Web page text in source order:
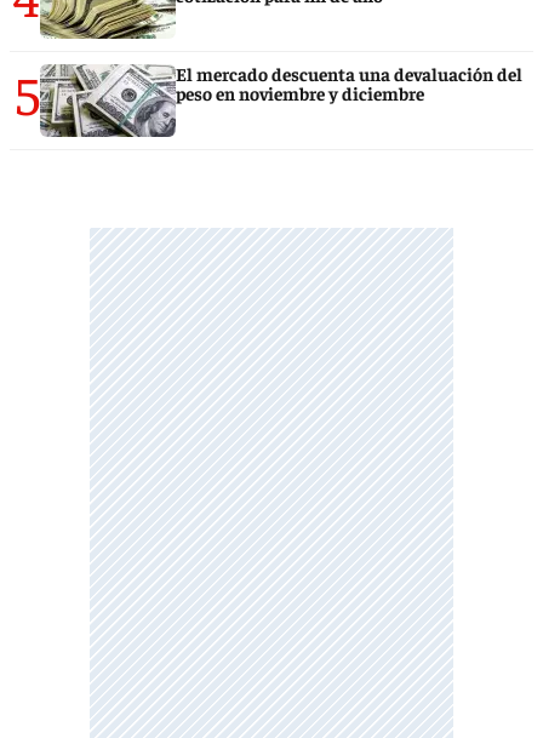
5
El mercado descuenta una devaluación del
peso en noviembre y diciembre